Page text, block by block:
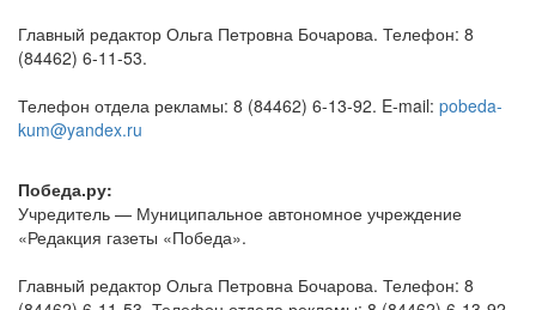
Главный редактор Ольга Петровна Бочарова. Телефон: 8
(84462) 6-11-53.
Телефон отдела рекламы: 8 (84462) 6-13-92. E-mail: pobeda-
kum@yandex.ru
Победа.ру:
Учредитель — Муниципальное автономное учреждение
«Редакция газеты «Победа».
Главный редактор Ольга Петровна Бочарова. Телефон: 8